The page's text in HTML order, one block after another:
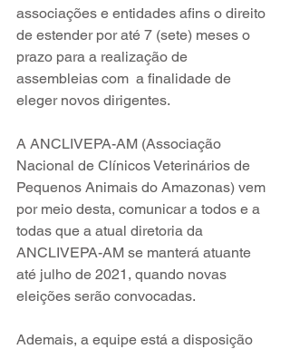
associações e entidades afins o direito
de estender por até 7 (sete) meses o
prazo para a realização de
assembleias com  a finalidade de
eleger novos dirigentes.
A ANCLIVEPA-AM (Associação
Nacional de Clínicos Veterinários de
Pequenos Animais do Amazonas) vem
por meio desta, comunicar a todos e a
todas que a atual diretoria da
ANCLIVEPA-AM se manterá atuante
até julho de 2021, quando novas
eleições serão convocadas.
Ademais, a equipe está a disposição